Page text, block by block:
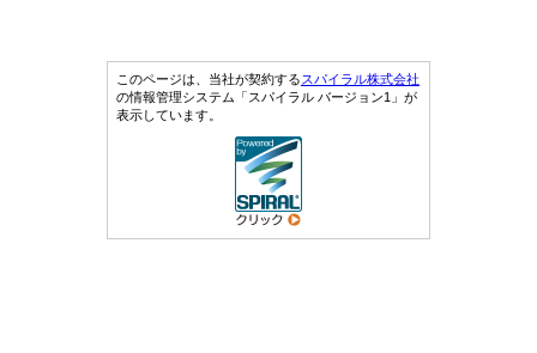
このページは、当社が契約するスパイラル株式会社
の情報管理システム「スパイラル バージョン1」が
表示しています。